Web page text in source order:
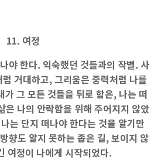
11. 여정
야 한다. 익숙했던 것들과의 작별. 사
거대하고, 그리움은 중력처럼 나를
그 모든 것들을 뒤로 함은, 나는 떠
은 나의 안락함을 위해 주어지지 않았
는 단지 떠나야 한다는 것을 알기만
향도 알지 못하는 좁은 길, 보이지 않
여정이 나에게 시작되었다.